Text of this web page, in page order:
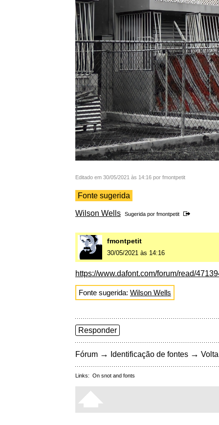
Editado em 30/05/2021 às 14:16 por fmontpetit
Fonte sugerida
Wilson Wells Sugerida por fmontpetit
fmontpetit
30/05/2021 às 14:16
https://www.dafont.com/forum/read/
Fonte sugerida: Wilson Wells
Responder
Fórum → Identificação de fontes →
Links: On snot and fonts